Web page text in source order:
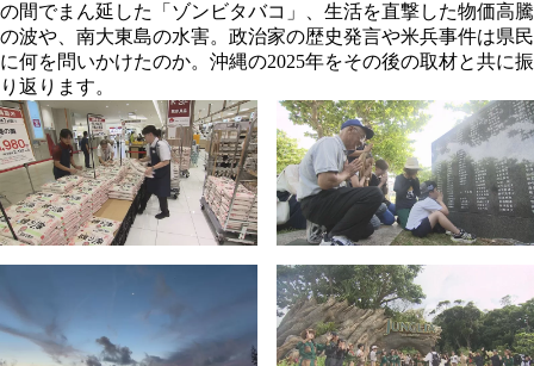
の間でまん延した「ゾンビタバコ」、生活を直撃した物価高騰
の波や、南大東島の水害。政治家の歴史発言や米兵事件は県民
に何を問いかけたのか。沖縄の2025年をその後の取材と共に振
り返ります。